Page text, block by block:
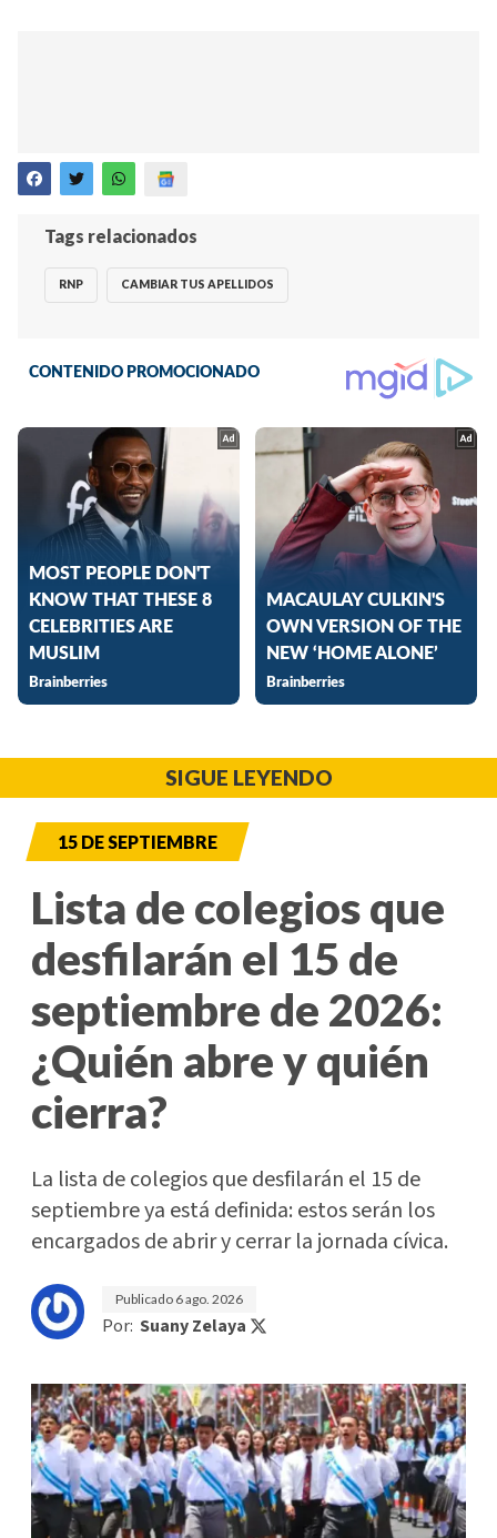
Tags relacionados
RNP CAMBIAR TUS APELLIDOS
SIGUE LEYENDO
15 DE SEPTIEMBRE
Lista de colegios que
desfilarán el 15 de
septiembre de 2026:
¿Quién abre y quién
cierra?
La lista de colegios que desfilarán el 15 de
septiembre ya está definida: estos serán los
encargados de abrir y cerrar la jornada cívica.
Publicado 6 ago. 2026
Por: Suany Zelaya